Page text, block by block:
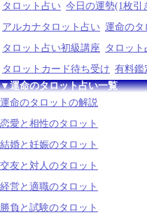
タロット占い 今日の運勢(1枚引
アルカナタロット占い 運命のタ
タロット占い初級講座
タロッ
タロットカード待ち受け 有料鑑
▼運命のタロット占い一覧
運命のタロットの解説
恋愛と相性のタロット
結婚と妊娠のタロット
交友と対人のタロット
経営と適職のタロット
勝負と試験のタロット